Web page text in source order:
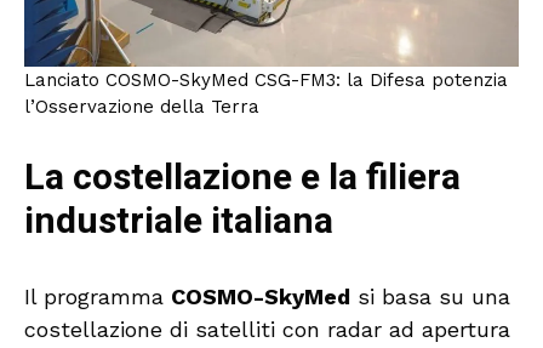
Lanciato COSMO-SkyMed CSG-FM3: la Difesa potenzia
l’Osservazione della Terra
La costellazione e la filiera
industriale italiana
Il programma COSMO-SkyMed si basa su una
costellazione di satelliti con radar ad apertura